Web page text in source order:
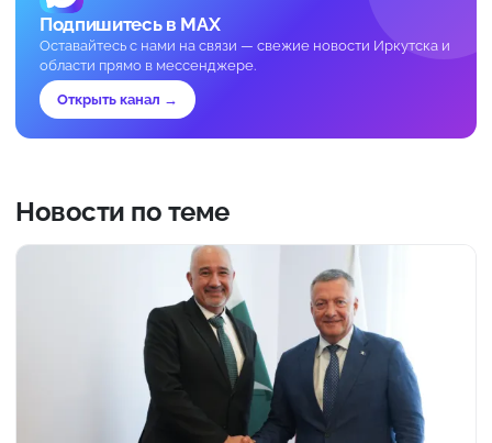
Подпишитесь в MAX
Оставайтесь с нами на связи — свежие новости Иркутска и
области прямо в мессенджере.
Открыть канал →
Новости по теме